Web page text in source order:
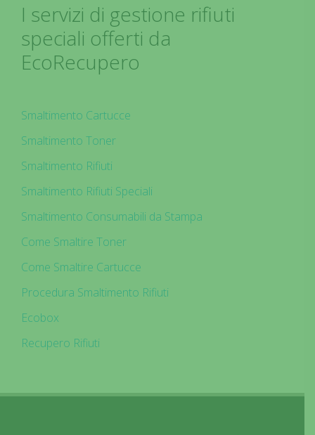
I servizi di gestione rifiuti
speciali offerti da
EcoRecupero
Smaltimento Cartucce
Smaltimento Toner
Smaltimento Rifiuti
Smaltimento Rifiuti Speciali
Smaltimento Consumabili da Stampa
Come Smaltire Toner
Come Smaltire Cartucce
Procedura Smaltimento Rifiuti
Ecobox
Recupero Rifiuti